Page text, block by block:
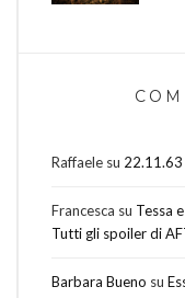
Raffaele su 22.11.63
Francesca su Tessa
Tutti gli spoiler di
Barbara Bueno su